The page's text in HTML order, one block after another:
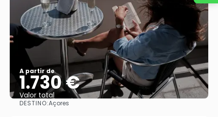
A partir de
1.730 €
Valor total
DESTINO:Açores